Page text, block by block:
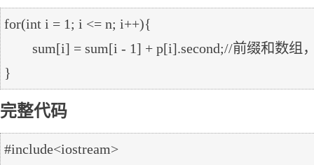
for(int i = 1; i <= n; i++){
完整代码
#include<iostream>